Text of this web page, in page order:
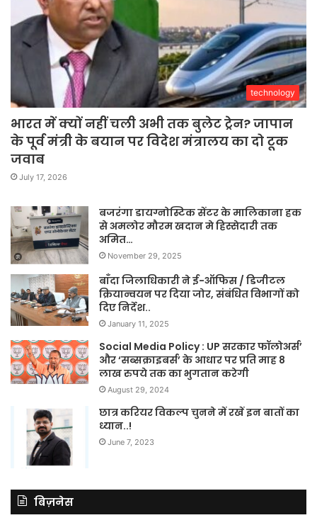
technology
भारत में क्यों नहीं चली अभी तक बुलेट ट्रेन? जापान
के पूर्व मंत्री के बयान पर विदेश मंत्रालय का दो टूक
जवाब
July 17, 2026
बजरंगा डायग्नोस्टिक सेंटर के मालिकाना हक
से अमलोर मौरम खदान मे हिस्सेदारी तक
अमित…
November 29, 2025
बाँदा जिलाधिकारी ने ई-ऑफिस / डिजीटल
क्रियान्वयन पर दिया जोर, संबंधित विभागों को
दिए निर्देश..
January 11, 2025
Social Media Policy : UP सरकार फॉलोअर्स’
और ‘सब्सक्राइबर्स’ के आधार पर प्रति माह 8
लाख रुपये तक का भुगतान करेगी
August 29, 2024
छात्र करियर विकल्प चुनने में रखें इन बातों का
ध्यान..!
June 7, 2023
बिज़नेस